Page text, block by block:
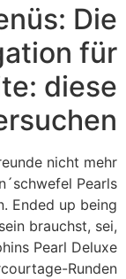
Die
für
diese
nicht mehr
Pearls
Ended up being
brauchst, sei,
Pearl Deluxe
Runden